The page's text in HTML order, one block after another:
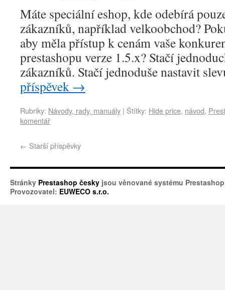
Máte speciální eshop, kde odebírá
zákazníků, například velkoobchod?
aby měla přístup k cenám vaše
prestashopu verze 1.5.x? Stačí
zákazníků. Stačí jednoduše nastavit
příspěvek →
Rubriky: Návody, rady, manuály | Štítky: Hide price, návod,
komentář
← Starší příspěvky
Stránky Prestashop česky jsou věnované systému
Provozovatel: EUWECO s.r.o.